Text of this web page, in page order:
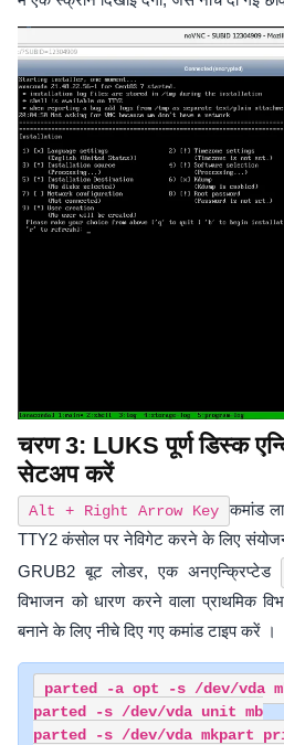
चरण 3: LUKS पूर्ण डिस्क
सेटअप करें
Alt + Right Arrow Key
कमांड
TTY2 कंसोल पर नेविगेट करने के लिए
GRUB2 बूट लोडर, एक अनएन्क्रिप्टेड
विभाजन को धारण करने वाला प्राथमिक
बनाने के लिए नीचे दिए गए कमांड टाइप करें ।
parted -a opt -s /dev/vda
parted -s /dev/vda unit mb
parted -s /dev/vda mkpart